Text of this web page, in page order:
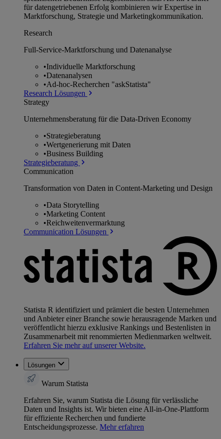
für datengetriebenen Erfolg kombinieren wir Expertise in
Marktforschung, Strategie und Marketingkommunikation.
Research
Full-Service-Marktforschung und Datenanalyse
•Individuelle Marktforschung
•Datenanalysen
•Ad-hoc-Recherchen "askStatista"
Research Lösungen
Strategy
Unternehmens­beratung für die Data-Driven Economy
•Strategieberatung
•Wertgenerierung mit Daten
•Business Building
Strategieberatung
Communication
Transformation von Daten in Content-Marketing und Design
•Data Storytelling
•Marketing Content
•Reichweitenvermarktung
Communication Lösungen
Statista R identifiziert und prämiert die besten Unternehmen
und Anbieter einer Branche sowie herausragende Marken und
veröffentlicht hierzu exklusive Rankings und Bestenlisten in
Zusammenarbeit mit renommierten Medienmarken weltweit.
Erfahren Sie mehr auf unserer Website.
Lösungen
Warum Statista
Erfahren Sie, warum Statista die Lösung für verlässliche
Daten und Insights ist. Wir bieten eine All-in-One-Plattform
für effiziente Recherchen und fundierte
Entscheidungsprozesse. Mehr erfahren